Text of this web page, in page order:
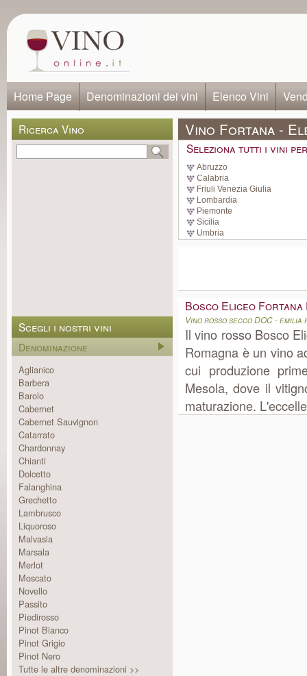
Home Page Denominazioni dei vini Elenco Vini
Ricerca Vino
Scegli i nostri vini
Denominazione
Aglianico
Barbera
Barolo
Cabernet
Cabernet Sauvignon
Catarrato
Chardonnay
Chianti
Dolcetto
Falanghina
Grechetto
Lambrusco
Liquoroso
Malvasia
Marsala
Merlot
Moscato
Novello
Passito
Piedirosso
Pinot Bianco
Pinot Grigio
Pinot Nero
Tutte le altre denominazioni >>
Vino Fortana -
Seleziona tutti i vini
Abruzzo
Calabria
Friuli Venezia Giulia
Lombardia
Piemonte
Sicilia
Umbria
Bosco Eliceo Fortana
Vino rosso secco DOC - emilia
Il vino rosso Bosco
Romagna è un vino
cui produzione
Mesola, dove il
maturazione.